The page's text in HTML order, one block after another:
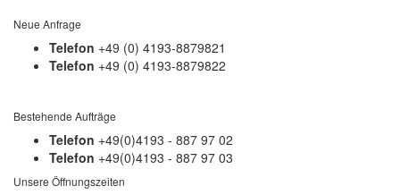
Neue Anfrage
Telefon +49 (0) 4193-8879821
Telefon +49 (0) 4193-8879822
Bestehende Aufträge
Telefon +49(0)4193 - 887 97 02
Telefon +49(0)4193 - 887 97 03
Unsere Öffnungszeiten